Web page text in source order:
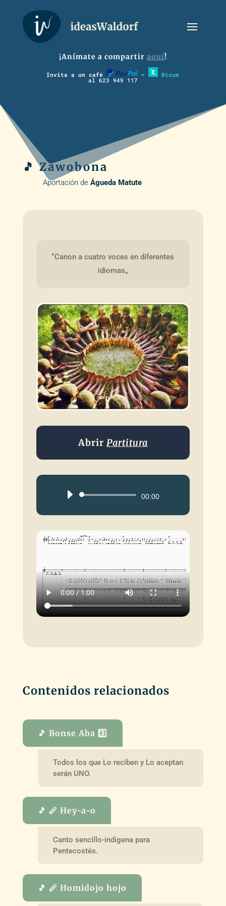
¡Anímate a compartir aquí!
Invita a un café – Bizum
al 623 949 117
🎵 Zawobona
Aportación de Águeda Matute
“Canon a cuatro voces en diferentes
idiomas„
Abrir Partitura
Reproductor00:00
Contenidos relacionados
🎵 Bonse Aba 3️⃣
Todos los que Lo reciben y Lo aceptan
serán UNO.
🎵 🪈 Hey-a-o
Canto sencillo-indígena para
Pentecostés.
🎵 🪈 Homidojo hojo